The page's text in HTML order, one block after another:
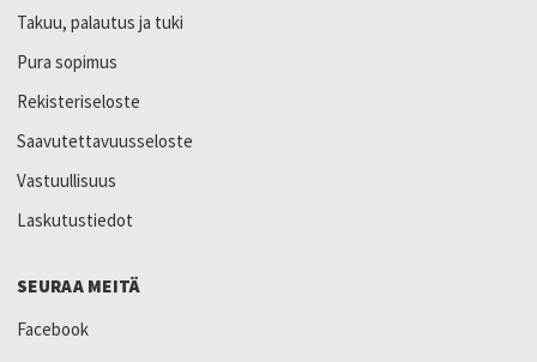
Takuu, palautus ja tuki
Pura sopimus
Rekisteriseloste
Saavutettavuusseloste
Vastuullisuus
Laskutustiedot
SEURAA MEITÄ
Facebook